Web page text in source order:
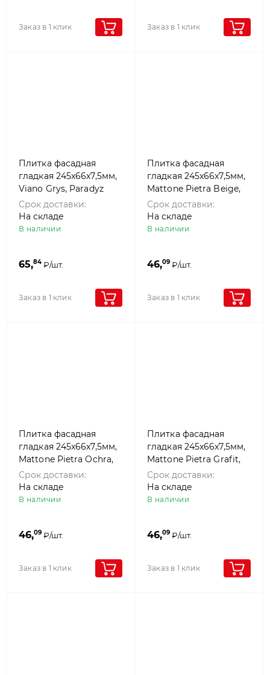
Заказ в 1 клик Заказ в 1 клик
Плитка фасадная
гладкая 245x66x7,5мм,
Viano Grys, Paradyz
Срок доставки:
На складе
В наличии
65,84 ₽/шт.
Заказ в 1 клик
Плитка фасадная
гладкая 245x66x7,5мм,
Mattone Pietra Beige,
Paradyz
Срок доставки:
На складе
В наличии
46,09 ₽/шт.
Заказ в 1 клик
Плитка фасадная
гладкая 245x66x7,5мм,
Mattone Pietra Ochra,
Paradyz
Срок доставки:
На складе
В наличии
46,09 ₽/шт.
Заказ в 1 клик
Плитка фасадная
гладкая 245x66x7,5мм,
Mattone Pietra Grafit,
Paradyz
Срок доставки:
На складе
В наличии
46,09 ₽/шт.
Заказ в 1 клик